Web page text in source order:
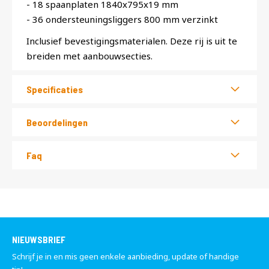
- 18 spaanplaten 1840x795x19 mm
- 36 ondersteuningsliggers 800 mm verzinkt
Inclusief bevestigingsmaterialen. Deze rij is uit te
breiden met aanbouwsecties.
Specificaties
Beoordelingen
Faq
NIEUWSBRIEF
Schrijf je in en mis geen enkele aanbieding, update of handige